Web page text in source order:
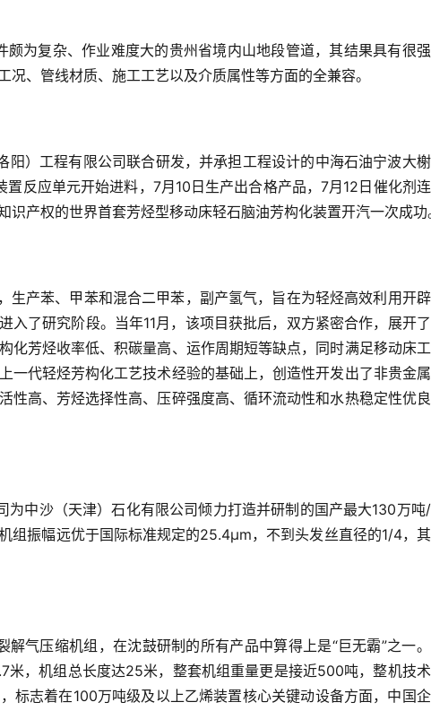
颇为复杂、作业难度大的贵州省境内山地段管道，其结果具有很
、管线材质、施工工艺以及介质属性等方面的全兼容。
阳）工程有限公司联合研发，并承担工程设计的中海石油宁波大
反应单元开始进料，7月10日生产出合格产品，7月12日催化剂
产权的世界首套芳烃型移动床轻石脑油芳构化装置开汽一次成功
生产苯、甲苯和混合二甲苯，副产氢气，旨在为轻烃高效利用开
入了研究阶段。当年11月，该项目获批后，双方紧密合作，展开
化芳烃收率低、积碳量高、运作周期短等缺点，同时满足移动床
代轻烃芳构化工艺技术经验的基础上，创造性开发出了非贵金属
高、芳烃选择性高、压碎强度高、循环流动性和水热稳定性优良
为中沙（天津）石化有限公司倾力打造并研制的国产最大130万吨
组振幅远优于国际标准规定的25.4μm，不到头发丝直径的1/4，
气压缩机组，在沈鼓研制的所有产品中算得上是“巨无霸”之一
米，机组总长度达25米，整套机组重量更是接近500吨，整机技
标志着在100万吨级及以上乙烯装置核心关键动设备方面，中国